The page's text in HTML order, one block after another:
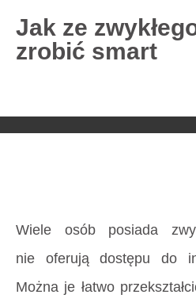
727 775 478
Jak ze
zrobić smart
Wiele osób posiada
nie oferują dostępu do
Można je łatwo